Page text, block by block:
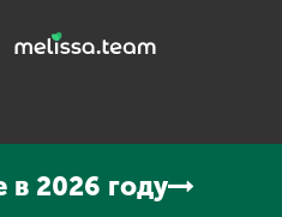
в 2026 году